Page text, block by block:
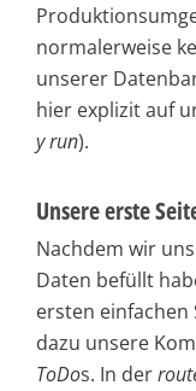
normalerweise
unserer
hier explizit auf
y run).
Unsere erste
Nachdem wir
Daten befüllt
ersten einfachen
dazu unsere
ToDos. In der